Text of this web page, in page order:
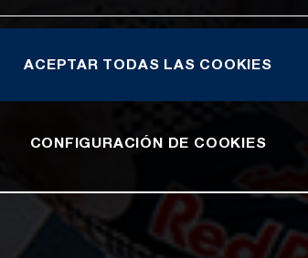
ACEPTAR TODAS LAS COOKIES
CONFIGURACIÓN DE COOKIES